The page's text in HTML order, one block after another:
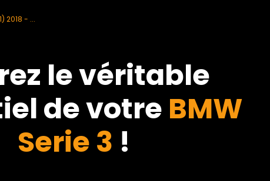
2018 - ...
le véritable
de votre BMW
Serie 3 !